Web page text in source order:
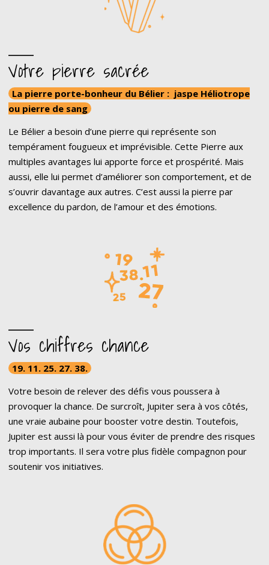
Votre pierre sacrée
La pierre porte-bonheur du Bélier : jaspe Héliotrope
ou pierre de sang
Le Bélier a besoin d’une pierre qui représente son
tempérament fougueux et imprévisible. Cette Pierre aux
multiples avantages lui apporte force et prospérité. Mais
aussi, elle lui permet d’améliorer son comportement, et de
s’ouvrir davantage aux autres. C’est aussi la pierre par
excellence du pardon, de l’amour et des émotions.
Vos chiffres chance
19. 11. 25. 27. 38.
Votre besoin de relever des défis vous poussera à
provoquer la chance. De surcroît, Jupiter sera à vos côtés,
une vraie aubaine pour booster votre destin. Toutefois,
Jupiter est aussi là pour vous éviter de prendre des risques
trop importants. Il sera votre plus fidèle compagnon pour
soutenir vos initiatives.